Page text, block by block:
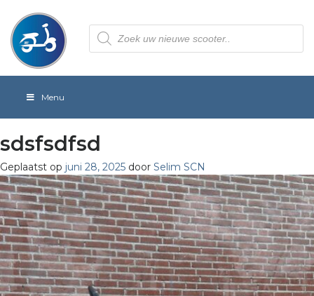
Producten
zoeken
Menu
sdsfsdfsd
Geplaatst op juni 28, 2025 door Selim SCN